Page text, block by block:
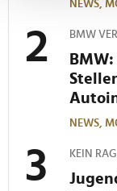
verarbeitet
Abschnitt
Wir verwenden
personalisieren,
zu können und
analysieren.
soziale Medien,
Partner führen
NEWS,
BMW
NEWS,
KEIN